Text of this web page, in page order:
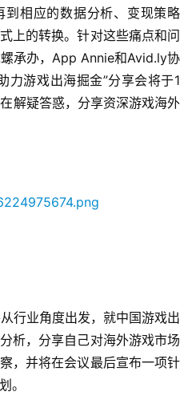
到相应的数据分析、变现策略
上的转换。针对这些痛点和问
承办，App Annie和Avid.ly协
力游戏出海掘金”分享会将于1
解疑答惑，分享资深游戏海外
行业角度出发， 就中国游戏出
析，分享自己对海外游戏市场
，并将在会议最后宣布一项针
。